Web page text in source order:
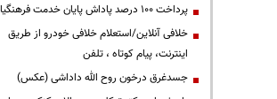
پرداخت ۱۰۰ درصد پاداش پایان خدمت فرهنگیان
خلافی آنلاین/استعلام خلافی خودرو از طریق
اینترنت، پیام کوتاه ، تلفن
جسدغرق درخون روح الله داداشی (عکس)